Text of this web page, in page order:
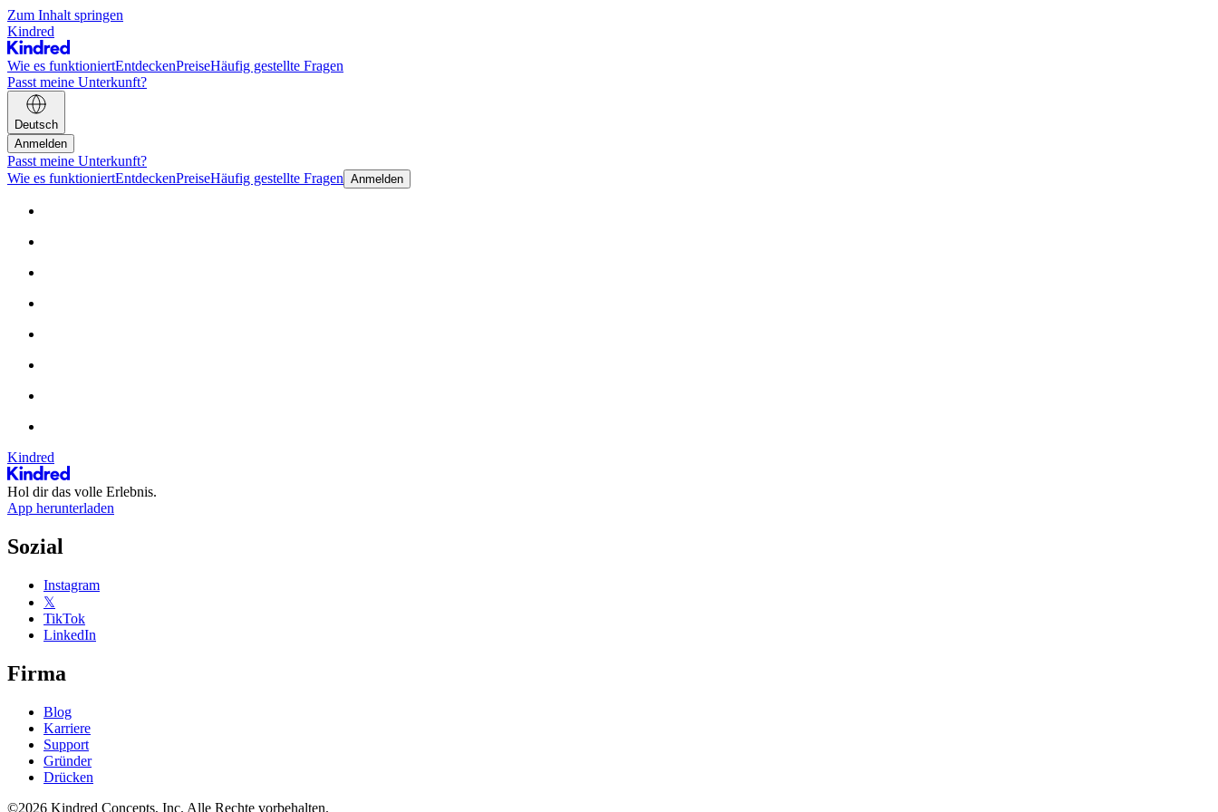
Zum Inhalt springen
Kindred
Wie es funktioniertEntdeckenPreiseHäufig gestellte Fragen
Passt meine Unterkunft?
Deutsch
Anmelden
Passt meine Unterkunft?
Wie es funktioniertEntdeckenPreiseHäufig gestellte Fragen Anmelden
Kindred
Hol dir das volle Erlebnis.
App herunterladen
Sozial
Instagram
𝕏
TikTok
LinkedIn
Firma
Blog
Karriere
Support
Gründer
Drücken
©2026 Kindred Concepts, Inc. Alle Rechte vorbehalten.